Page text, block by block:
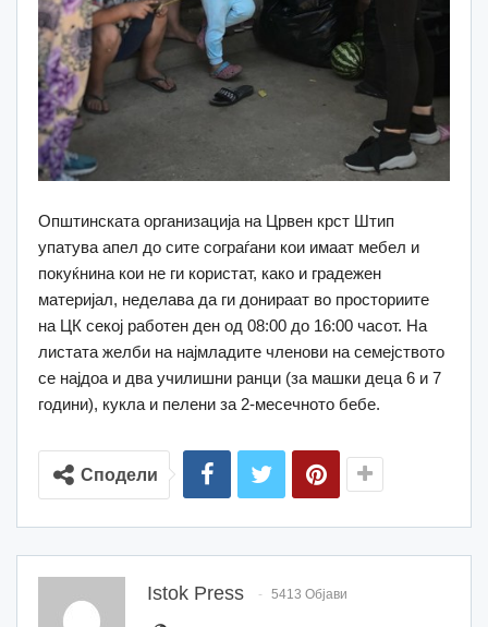
Општинската организација на Црвен крст Штип
упатува апел до сите сограѓани кои имаат мебел и
покуќнина кои не ги користат, како и градежен
материјал, неделава да ги донираат во просториите
на ЦК секој работен ден од 08:00 до 16:00 часот. На
листата желби на најмладите членови на семејството
се најдоа и два училишни ранци (за машки деца 6 и 7
години), кукла и пелени за 2-месечното бебе.
Сподели
Istok Press 5413 Објави